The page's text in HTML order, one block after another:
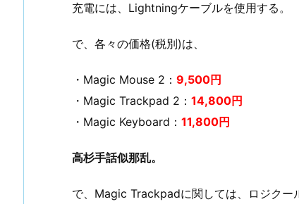
充電には、Lightningケーブルを使用する。
で、各々の価格(税別)は、
・Magic Mouse 2： 9,500円
・Magic Trackpad 2： 14,800円
・Magic Keyboard： 11,800円
高杉手話似那乱。
で、Magic Trackpadに関しては、ロジク